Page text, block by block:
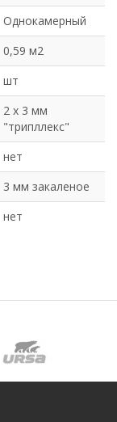
Однокамерный
0,59 м2
шт
2 х 3 мм
"трипллекс"
нет
3 мм закаленое
нет